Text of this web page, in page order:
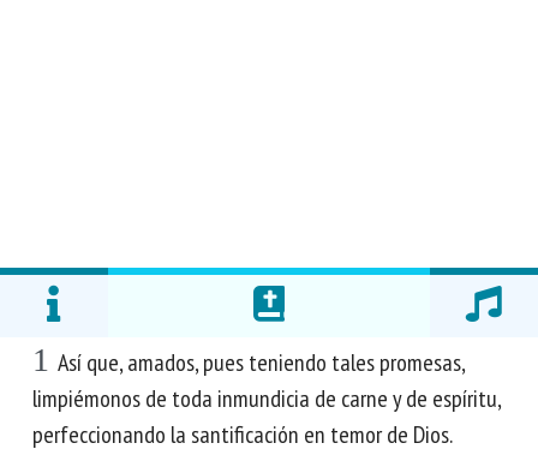
1 Así que, amados, pues teniendo tales promesas,
limpiémonos de toda inmundicia de carne y de espíritu,
perfeccionando la santificación en temor de Dios.